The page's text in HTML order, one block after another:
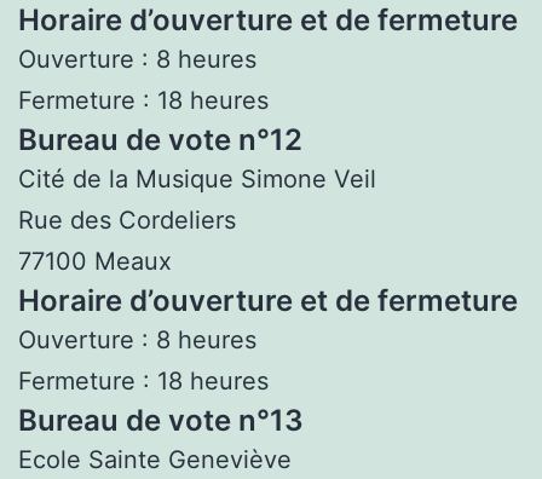
Horaire d’ouverture et de fermeture
Ouverture : 8 heures
Fermeture : 18 heures
Bureau de vote n°12
Cité de la Musique Simone Veil
Rue des Cordeliers
77100 Meaux
Horaire d’ouverture et de fermeture
Ouverture : 8 heures
Fermeture : 18 heures
Bureau de vote n°13
Ecole Sainte Geneviève